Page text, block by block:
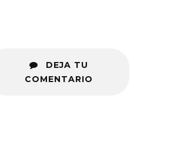
DEJA TU
COMENTARIO